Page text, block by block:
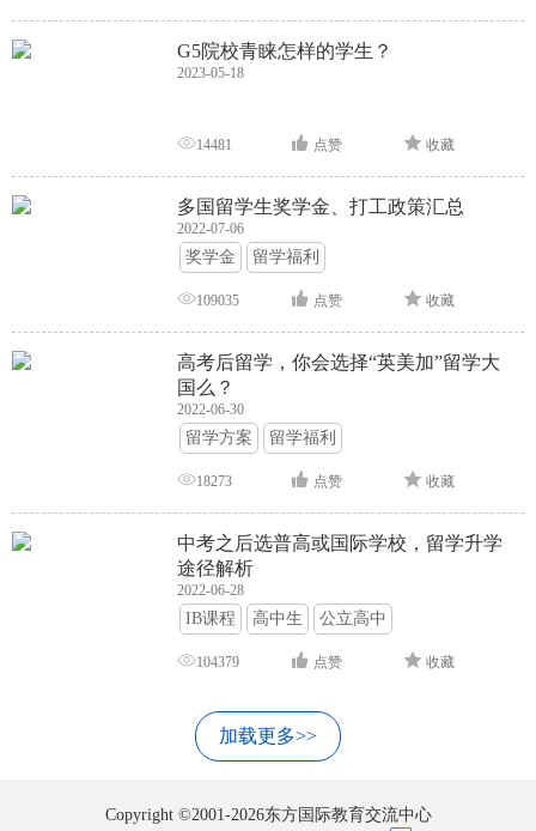
G5院校青睐怎样的学生？
2023-05-18
14481 点赞 收藏
多国留学生奖学金、打工政策汇总
2022-07-06
奖学金 留学福利
109035 点赞 收藏
高考后留学，你会选择“英美加”留学大
国么？
2022-06-30
留学方案 留学福利
18273 点赞 收藏
中考之后选普高或国际学校，留学升学
途径解析
2022-06-28
IB课程 高中生 公立高中
104379 点赞 收藏
加载更多>>
Copyright ©2001-2026东方国际教育交流中心